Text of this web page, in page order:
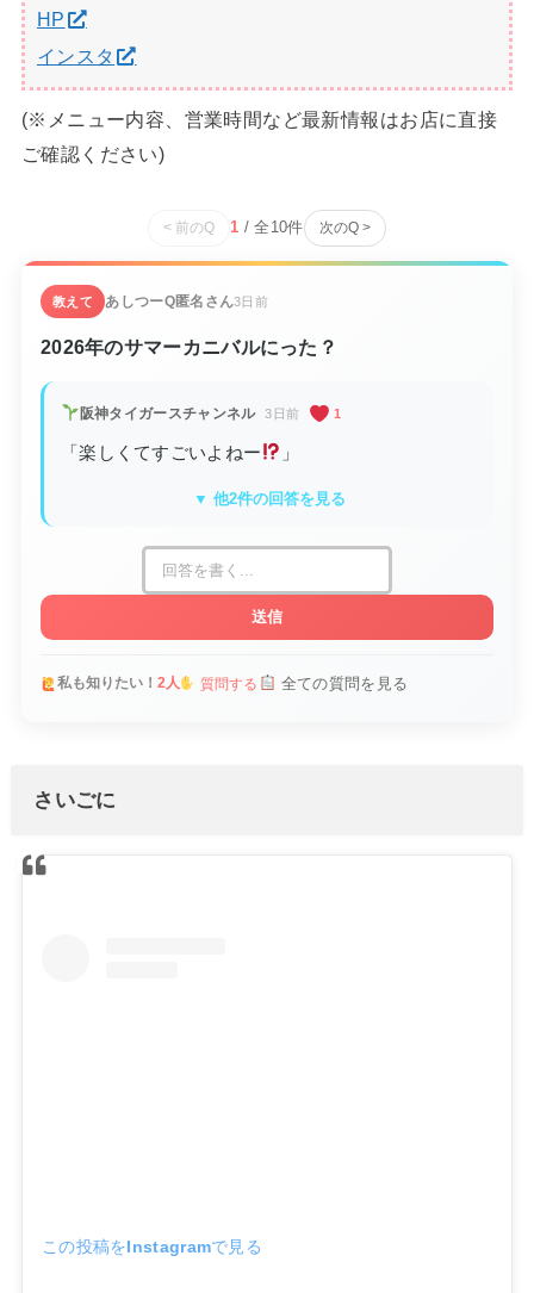
HP
インスタ
(※メニュー内容、営業時間など最新情報はお店に直接
ご確認ください)
< 前のQ 1 / 全 10件 次のQ >
教えて あしつーQ匿名さん3日前
2026年のサマーカニバルにった？
阪神タイガースチャンネル 3日前 1
「楽しくてすごいよねー 」
▼ 他2件の回答を見る
送信
私も知りたい！ 2人 質問する 全ての質問を見る
さいごに
この投稿をInstagramで見る